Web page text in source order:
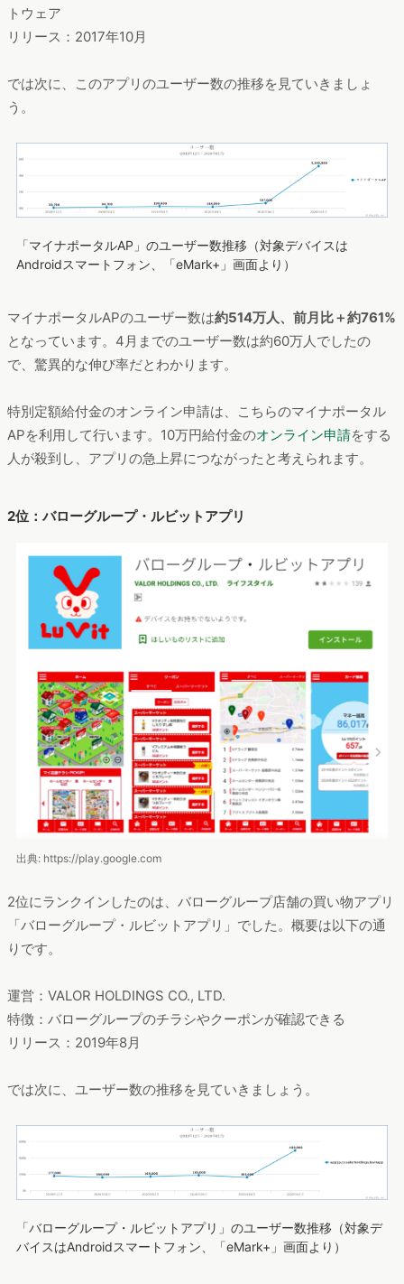
トウェア
リリース：2017年10月
では次に、このアプリのユーザー数の推移を見ていきましょ
う。
「マイナポータルAP」のユーザー数推移（対象デバイスは
Androidスマートフォン、「eMark+」画面より）
マイナポータルAPのユーザー数は約514万人、前月比＋約761%
となっています。4月までのユーザー数は約60万人でしたの
で、驚異的な伸び率だとわかります。
特別定額給付金のオンライン申請は、こちらのマイナポータル
APを利用して行います。10万円給付金のオンライン申請をする
人が殺到し、アプリの急上昇につながったと考えられます。
2位：バローグループ・ルビットアプリ
出典: https://play.google.com
2位にランクインしたのは、バローグループ店舗の買い物アプリ
「バローグループ・ルビットアプリ」でした。概要は以下の通
りです。
運営：VALOR HOLDINGS CO., LTD.
特徴：バローグループのチラシやクーポンが確認できる
リリース：2019年8月
では次に、ユーザー数の推移を見ていきましょう。
「バローグループ・ルビットアプリ」のユーザー数推移（対象デ
バイスはAndroidスマートフォン、「eMark+」画面より）